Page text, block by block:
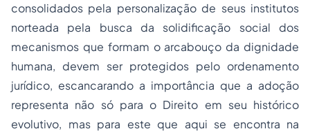
consolidados pela personalização de seus institutos
norteada pela busca da solidificação social dos
mecanismos que formam o arcabouço da dignidade
humana, devem ser protegidos pelo ordenamento
jurídico, escancarando a importância que a adoção
representa não só para o Direito em seu histórico
evolutivo, mas para este que aqui se encontra na